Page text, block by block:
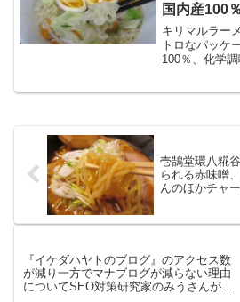
国内産100
料・保存料
麺
キリマルラー
トロなパッケ
100％、化学
壱鵠堂環八糀
られる赤味噌
んのほかチャ
『イケダハヤトのブログ』のアクセス数
が減り一方でマナブログが減らない理由
についてSEO対策研究家のみうさんが論